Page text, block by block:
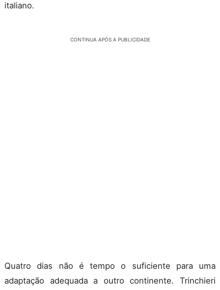
italiano.
CONTINUA APÓS A PUBLICIDADE
Quatro dias não é tempo o suficiente para uma
adaptação adequada a outro continente. Trinchieri